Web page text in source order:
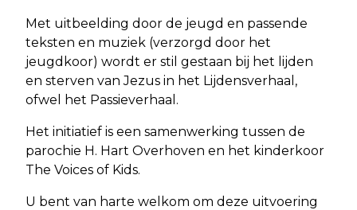
Met uitbeelding door de jeugd en passende
teksten en muziek (verzorgd door het
jeugdkoor) wordt er stil gestaan bij het lijden
en sterven van Jezus in het Lijdensverhaal,
ofwel het Passieverhaal.
Het initiatief is een samenwerking tussen de
parochie H. Hart Overhoven en het kinderkoor
The Voices of Kids.
U bent van harte welkom om deze uitvoering